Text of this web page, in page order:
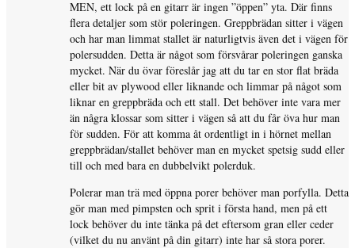
MEN, ett lock på en gitarr är ingen ”öppen” yta. Där finns
flera detaljer som stör poleringen. Greppbrädan sitter i vägen
och har man limmat stallet är naturligtvis även det i vägen för
polersudden. Detta är något som försvårar poleringen ganska
mycket. När du övar föreslår jag att du tar en stor flat bräda
eller bit av plywood eller liknande och limmar på något som
liknar en greppbräda och ett stall. Det behöver inte vara mer
än några klossar som sitter i vägen så att du får öva hur man
för sudden. För att komma åt ordentligt in i hörnet mellan
greppbrädan/stallet behöver man en mycket spetsig sudd eller
till och med bara en dubbelvikt polerduk.
Polerar man trä med öppna porer behöver man porfylla. Detta
gör man med pimpsten och sprit i första hand, men på ett
lock behöver du inte tänka på det eftersom gran eller ceder
(vilket du nu använt på din gitarr) inte har så stora porer.